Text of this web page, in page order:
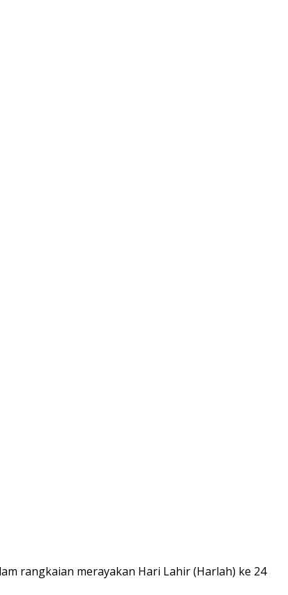
rangkaian merayakan Hari Lahir (Harlah) ke 24